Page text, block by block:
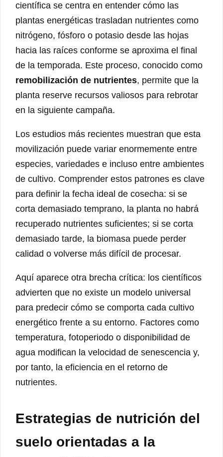
científica se centra en entender cómo las
plantas energéticas trasladan nutrientes como
nitrógeno, fósforo o potasio desde las hojas
hacia las raíces conforme se aproxima el final
de la temporada. Este proceso, conocido como
remobilización de nutrientes, permite que la
planta reserve recursos valiosos para rebrotar
en la siguiente campaña.
Los estudios más recientes muestran que esta
movilización puede variar enormemente entre
especies, variedades e incluso entre ambientes
de cultivo. Comprender estos patrones es clave
para definir la fecha ideal de cosecha: si se
corta demasiado temprano, la planta no habrá
recuperado nutrientes suficientes; si se corta
demasiado tarde, la biomasa puede perder
calidad o volverse más difícil de procesar.
Aquí aparece otra brecha crítica: los científicos
advierten que no existe un modelo universal
para predecir cómo se comporta cada cultivo
energético frente a su entorno. Factores como
temperatura, fotoperiodo o disponibilidad de
agua modifican la velocidad de senescencia y,
por tanto, la eficiencia en el retorno de
nutrientes.
Estrategias de nutrición del
suelo orientadas a la